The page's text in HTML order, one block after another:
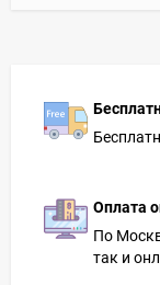
Оплата
По
так и